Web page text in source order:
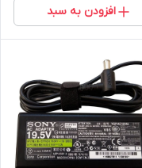
افزودن به سبد